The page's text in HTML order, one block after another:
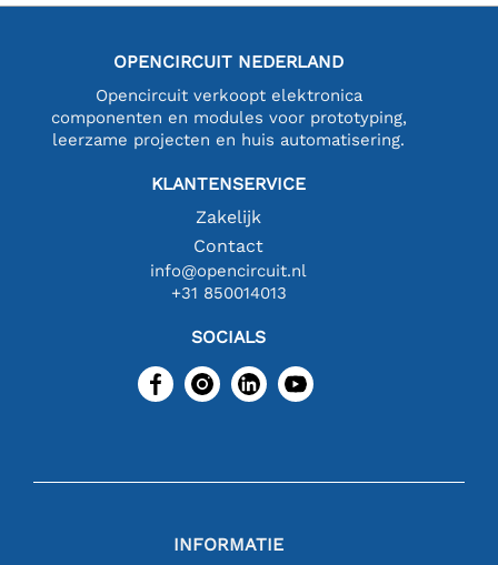
OPENCIRCUIT NEDERLAND
Opencircuit verkoopt elektronica
componenten en modules voor prototyping,
leerzame projecten en huis automatisering.
KLANTENSERVICE
Zakelijk
Contact
info@opencircuit.nl
+31 850014013
SOCIALS
INFORMATIE